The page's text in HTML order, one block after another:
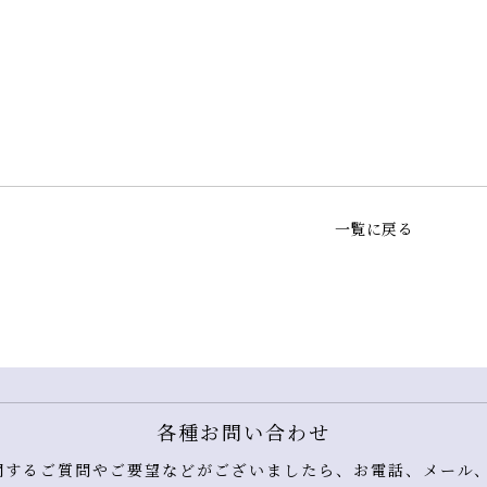
一覧に戻る
各種お問い合わせ
るご質問やご要望などがございましたら、お電話、メール